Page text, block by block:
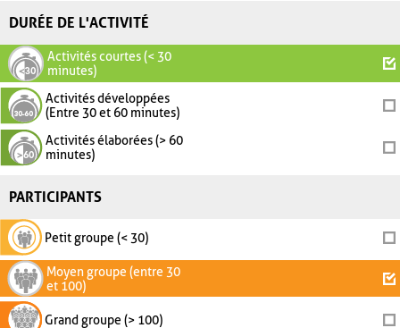
DURÉE DE L'ACTIVITÉ
Activités courtes (< 30
minutes)
Activités développées
(Entre 30 et 60 minutes)
Activités élaborées (> 60
minutes)
PARTICIPANTS
Petit groupe (< 30)
Moyen groupe (entre 30
et 100)
Grand groupe (> 100)